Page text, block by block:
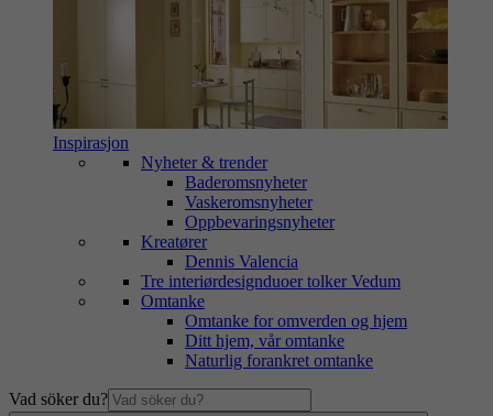
Inspirasjon
Nyheter & trender
Baderomsnyheter
Vaskeromsnyheter
Oppbevaringsnyheter
Kreatører
Dennis Valencia
Tre interiørdesignduoer tolker Vedum
Omtanke
Omtanke for omverden og hjem
Ditt hjem, vår omtanke
Naturlig forankret omtanke
Vad söker du?